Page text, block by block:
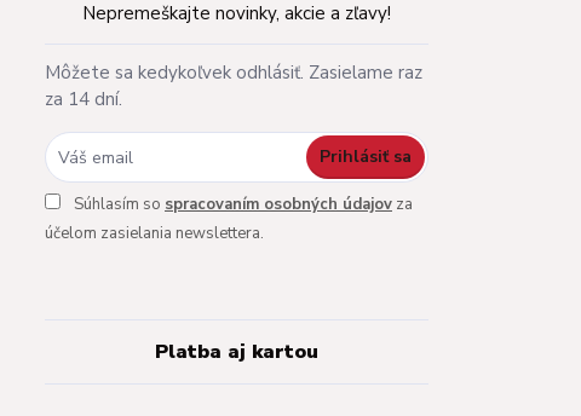
Nepremeškajte novinky, akcie a zľavy!
Môžete sa kedykoľvek odhlásiť. Zasielame raz
za 14 dní.
Prihlásiť sa
Súhlasím so spracovaním osobných údajov za
účelom zasielania newslettera.
Platba aj kartou